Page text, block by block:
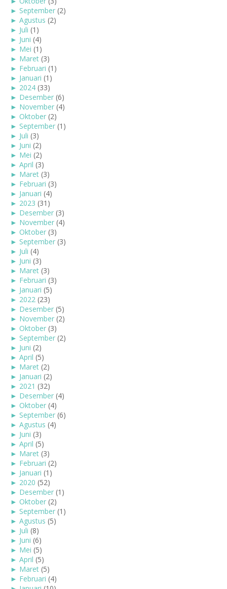
► September (2)
► Agustus (2)
► Juli (1)
► Juni (4)
► Mei (1)
► Maret (3)
► Februari (1)
► Januari (1)
► 2024 (33)
► Desember (6)
► November (4)
► Oktober (2)
► September (1)
► Juli (3)
► Juni (2)
► Mei (2)
► April (3)
► Maret (3)
► Februari (3)
► Januari (4)
► 2023 (31)
► Desember (3)
► November (4)
► Oktober (3)
► September (3)
► Juli (4)
► Juni (3)
► Maret (3)
► Februari (3)
► Januari (5)
► 2022 (23)
► Desember (5)
► November (2)
► Oktober (3)
► September (2)
► Juni (2)
► April (5)
► Maret (2)
► Januari (2)
► 2021 (32)
► Desember (4)
► Oktober (4)
► September (6)
► Agustus (4)
► Juni (3)
► April (5)
► Maret (3)
► Februari (2)
► Januari (1)
► 2020 (52)
► Desember (1)
► Oktober (2)
► September (1)
► Agustus (5)
► Juli (8)
► Juni (6)
► Mei (5)
► April (5)
► Maret (5)
► Februari (4)